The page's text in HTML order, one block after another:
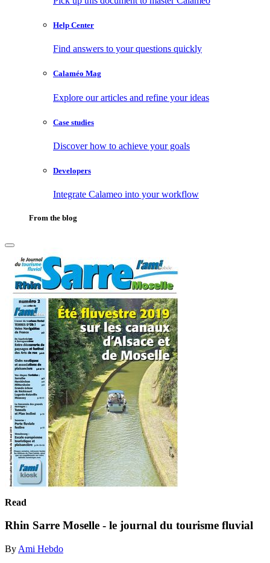
Help Center
Find answers to your questions quickly
Calaméo Mag
Explore our articles and refine your ideas
Case studies
Discover how to achieve your goals
Developers
Integrate Calameo into your workflow
From the blog
Read
Rhin Sarre Moselle - le journal du tourisme fluvial
By Ami Hebdo